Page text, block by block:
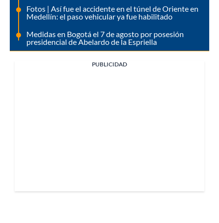
Fotos | Así fue el accidente en el túnel de Oriente en
Medellín: el paso vehicular ya fue habilitado
Medidas en Bogotá el 7 de agosto por posesión
presidencial de Abelardo de la Espriella
PUBLICIDAD